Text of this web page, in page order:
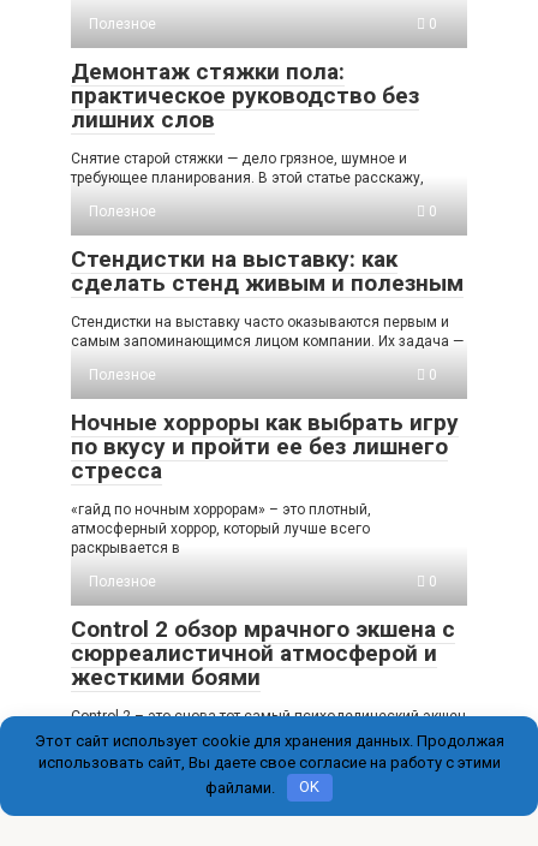
Полезное
0
Демонтаж стяжки пола:
практическое руководство без
лишних слов
Снятие старой стяжки — дело грязное, шумное и
требующее планирования. В этой статье расскажу,
Полезное
0
Стендистки на выставку: как
сделать стенд живым и полезным
Стендистки на выставку часто оказываются первым и
самым запоминающимся лицом компании. Их задача —
Полезное
0
Ночные хорроры как выбрать игру
по вкусу и пройти ее без лишнего
стресса
«гайд по ночным хоррорам» – это плотный,
атмосферный хоррор, который лучше всего
раскрывается в
Полезное
0
Control 2 обзор мрачного экшена с
сюрреалистичной атмосферой и
жесткими боями
Control 2 – это снова тот самый психоделический экшен
Remedy, где Федеральное бюро контроля
Этот сайт использует cookie для хранения данных. Продолжая
использовать сайт, Вы даете свое согласие на работу с этими
файлами.
OK